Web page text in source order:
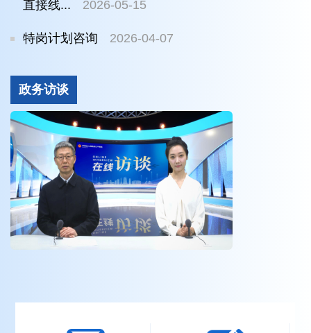
直接线...
2026-05-15
特岗计划咨询 2026-04-07
政务访谈